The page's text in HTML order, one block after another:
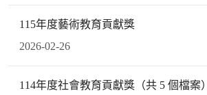
115年度藝術教育貢獻獎
2026-02-26
114年度社會教育貢獻獎（共 5 個檔案）